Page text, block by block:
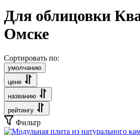
Для облицовки
Омске
Сортировать по:
умолчанию
цене
названию
рейтингу
Фильтр